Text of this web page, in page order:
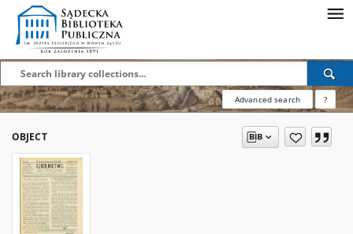
Advanced search ?
OBJECT